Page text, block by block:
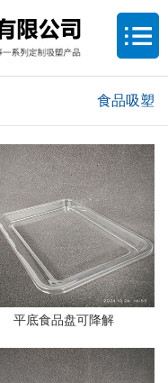
食品吸塑
平底食品盘可降解